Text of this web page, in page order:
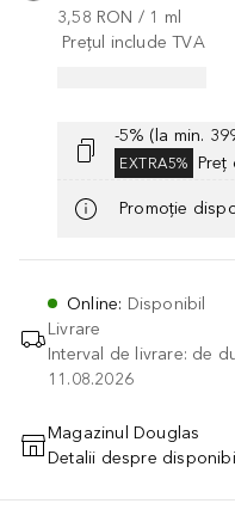
3,58 RON / 1 ml
Prețul include TVA
-5% (la min.
EXTRA5% Preț
Promoție
Online: Disponibil
Livrare
Interval de livrare: de
11.08.2026
Magazinul Douglas
Detalii despre